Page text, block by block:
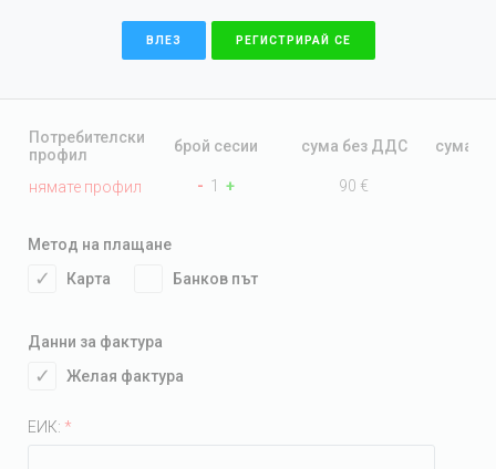
ВЛЕЗ РЕГИСТРИРАЙ СЕ
Потребителски
профил
брой сесии сума без ДДС сума с
нямате профил - 1 + 90 €
Метод на плащане
Карта
Банков път
Данни за фактура
Желая фактура
ЕИК: *